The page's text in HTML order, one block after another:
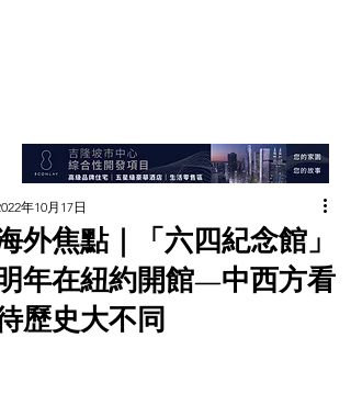
外焦點｜「六四紀念館」
年在紐約開館—中西方看
歷史大不同
年10月17日